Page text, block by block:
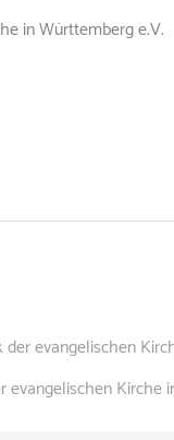
in Württemberg e.V.
evangelischen
Kirche